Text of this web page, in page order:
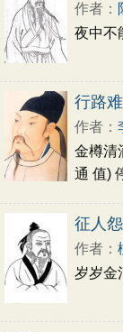
作者：
夜中不
行路
作者：
金樽清
通 值)
征人
作者：
岁岁金